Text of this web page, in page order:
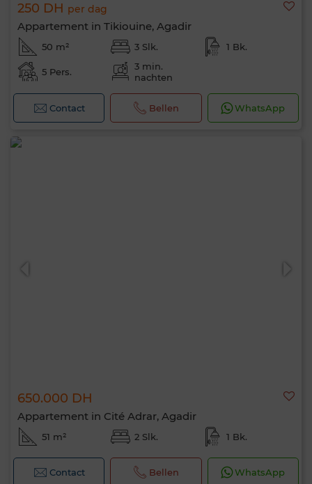
250 DH per dag
Appartement in Tikiouine, Agadir
50 m² 3 Slk. 1 Bk.
5 Pers.
3 min.
nachten
Contact Bellen WhatsApp
650.000 DH
Appartement in Cité Adrar, Agadir
51 m² 2 Slk. 1 Bk.
Contact Bellen WhatsApp